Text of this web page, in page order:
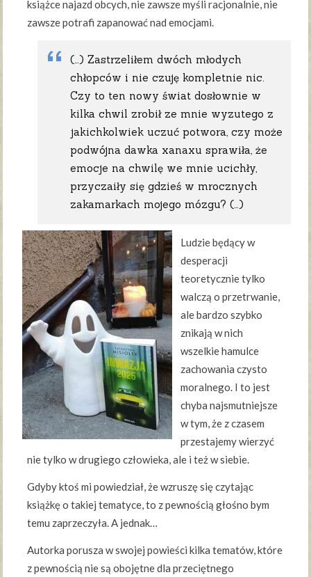
książce najazd obcych, nie zawsze myśli racjonalnie, nie
zawsze potrafi zapanować nad emocjami.
(…) Zastrzeliłem dwóch młodych
chłopców i nie czuję kompletnie nic.
Czy to ten nowy świat dosłownie w
kilka chwil zrobił ze mnie wyzutego z
jakichkolwiek uczuć potwora, czy może
podwójna dawka xanaxu sprawiła, że
emocje na chwilę we mnie ucichły,
przyczaiły się gdzieś w mrocznych
zakamarkach mojego mózgu? (…)
Ludzie będący w
desperacji
teoretycznie tylko
walczą o przetrwanie,
ale bardzo szybko
znikają w nich
wszelkie hamulce
zachowania czysto
moralnego. I to jest
chyba najsmutniejsze
w tym, że z czasem
przestajemy wierzyć
nie tylko w drugiego człowieka, ale i też w siebie.
Gdyby ktoś mi powiedział, że wzruszę się czytając
książkę o takiej tematyce, to z pewnością głośno bym
temu zaprzeczyła. A jednak…
Autorka porusza w swojej powieści kilka tematów, które
z pewnością nie są obojętne dla przeciętnego